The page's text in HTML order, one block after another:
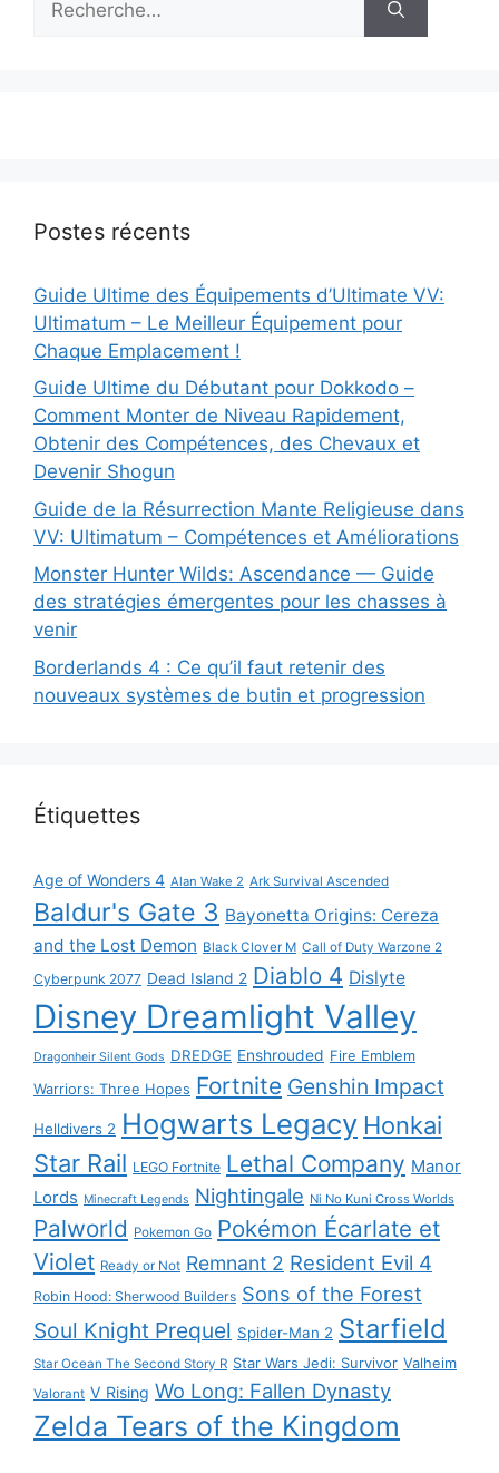
Postes récents
Guide Ultime des Équipements d’Ultimate VV:
Ultimatum – Le Meilleur Équipement pour
Chaque Emplacement !
Guide Ultime du Débutant pour Dokkodo –
Comment Monter de Niveau Rapidement,
Obtenir des Compétences, des Chevaux et
Devenir Shogun
Guide de la Résurrection Mante Religieuse dans
VV: Ultimatum – Compétences et Améliorations
Monster Hunter Wilds: Ascendance — Guide
des stratégies émergentes pour les chasses à
venir
Borderlands 4 : Ce qu’il faut retenir des
nouveaux systèmes de butin et progression
Étiquettes
Age of Wonders 4 Alan Wake 2 Ark Survival Ascended
Baldur's Gate 3 Bayonetta Origins: Cereza
and the Lost Demon Black Clover M Call of Duty Warzone 2
Cyberpunk 2077 Dead Island 2 Diablo 4 Dislyte
Disney Dreamlight Valley
Dragonheir Silent Gods DREDGE Enshrouded Fire Emblem
Warriors: Three Hopes Fortnite Genshin Impact
Helldivers 2 Hogwarts Legacy Honkai
Star Rail LEGO Fortnite Lethal Company Manor
Lords Minecraft Legends Nightingale Ni No Kuni Cross Worlds
Palworld Pokemon Go Pokémon Écarlate et
Violet Ready or Not Remnant 2 Resident Evil 4
Robin Hood: Sherwood Builders Sons of the Forest
Soul Knight Prequel Spider-Man 2 Starfield
Star Ocean The Second Story R Star Wars Jedi: Survivor Valheim
Valorant V Rising Wo Long: Fallen Dynasty
Zelda Tears of the Kingdom